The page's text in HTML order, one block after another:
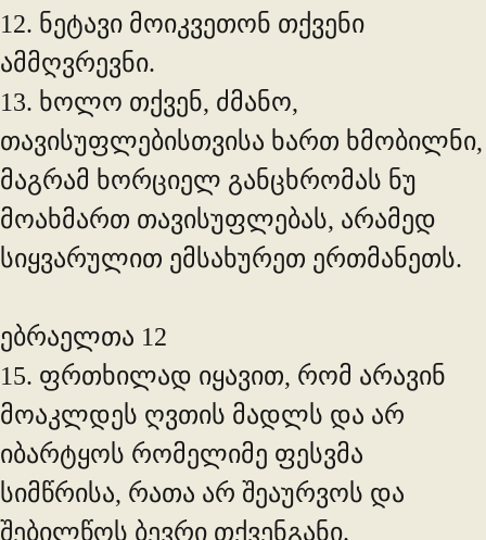
12. ნეტავი მოიკვეთონ თქვენი
ამმღვრევნი.
13. ხოლო თქვენ, ძმანო,
თავისუფლებისთვისა ხართ ხმობილნი,
მაგრამ ხორციელ განცხრომას ნუ
მოახმართ თავისუფლებას, არამედ
სიყვარულით ემსახურეთ ერთმანეთს.
ებრაელთა 12
15. ფრთხილად იყავით, რომ არავინ
მოაკლდეს ღვთის მადლს და არ
იბარტყოს რომელიმე ფესვმა
სიმწრისა, რათა არ შეაურვოს და
შებილწოს ბევრი თქვენგანი.